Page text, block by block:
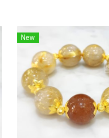
New